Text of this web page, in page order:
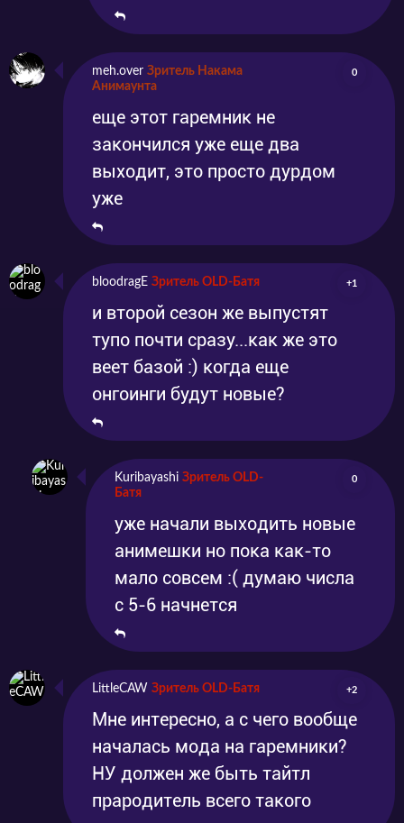
meh.over Зритель Накама
Анимаунта
0
еще этот гаремник не
закончился уже еще два
выходит, это просто дурдом
уже
bloodragE Зритель OLD-Батя +1
и второй сезон же выпустят
тупо почти сразу...как же это
веет базой :) когда еще
онгоинги будут новые?
Kuribayashi Зритель OLD-
Батя
0
уже начали выходить новые
анимешки но пока как-то
мало совсем :( думаю числа
с 5-6 начнется
LittleCAW Зритель OLD-Батя +2
Мне интересно, а с чего вообще
началась мода на гаремники?
НУ должен же быть тайтл
прародитель всего такого